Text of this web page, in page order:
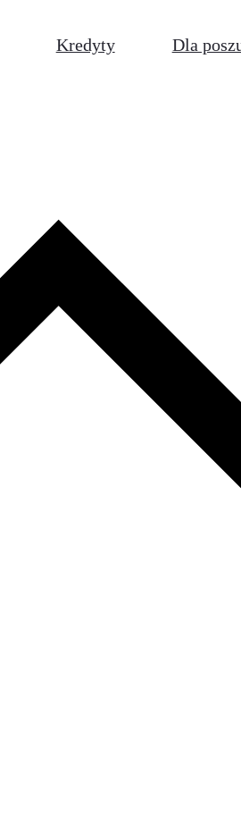
Kredyty Dla